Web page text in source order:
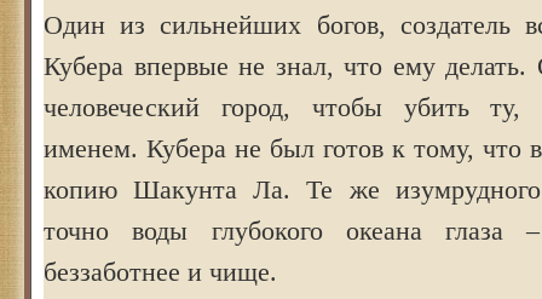
Один из сильнейших богов, создатель
Кубера впервые не знал, что ему
человеческий город, чтобы убить ту,
именем. Кубера не был готов к тому, что
копию Шакунта Ла. Те же
точно воды глубокого океана глаза
беззаботнее и чище.